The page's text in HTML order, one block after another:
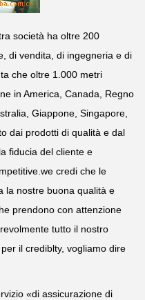
società ha oltre 200
di vendita, di ingegneria e di
che oltre 1.000 metri
in America, Canada, Regno
Giappone, Singapore,
dai prodotti di qualità e dal
fiducia del cliente e
credi che le
la nostre buona qualità e
prendono con attenzione
tutto il nostro
il crediblty, vogliamo dire
«di assicurazione di